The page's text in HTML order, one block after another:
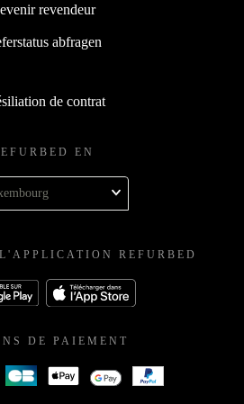
revendeur
abfragen
de contrat
EN
REFURBED
DE PAIEMENT